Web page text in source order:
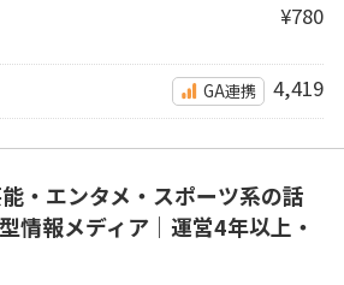
¥780
GA連携 4,419
・エンタメ・スポーツ系の話
情報メディア｜運営4年以上・